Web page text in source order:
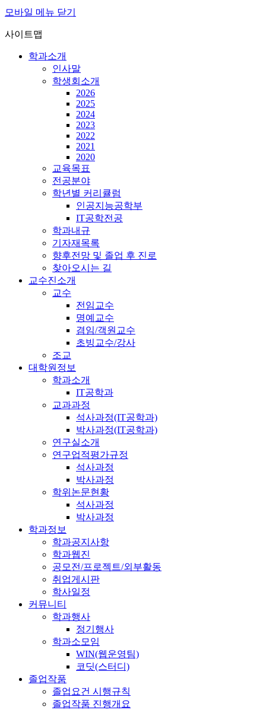
모바일 메뉴 닫기
사이트맵
학과소개
인사말
학생회소개
2026
2025
2024
2023
2022
2021
2020
교육목표
전공분야
학년별 커리큘럼
인공지능공학부
IT공학전공
학과내규
기자재목록
향후전망 및 졸업 후 진로
찾아오시는 길
교수진소개
교수
전임교수
명예교수
겸임/객원교수
초빙교수/강사
조교
대학원정보
학과소개
IT공학과
교과과정
석사과정(IT공학과)
박사과정(IT공학과)
연구실소개
연구업적평가규정
석사과정
박사과정
학위논문현황
석사과정
박사과정
학과정보
학과공지사항
학과웹진
공모전/프로젝트/외부활동
취업게시판
학사일정
커뮤니티
학과행사
정기행사
학과소모임
WIN(웹운영팀)
코딧(스터디)
졸업작품
졸업요건 시행규칙
졸업작품 진행개요